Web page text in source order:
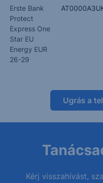
Erste Bank
Protect
Express One
Star EU
Energy EUR
26-29
Ugrás a
Kérj visszahívást,